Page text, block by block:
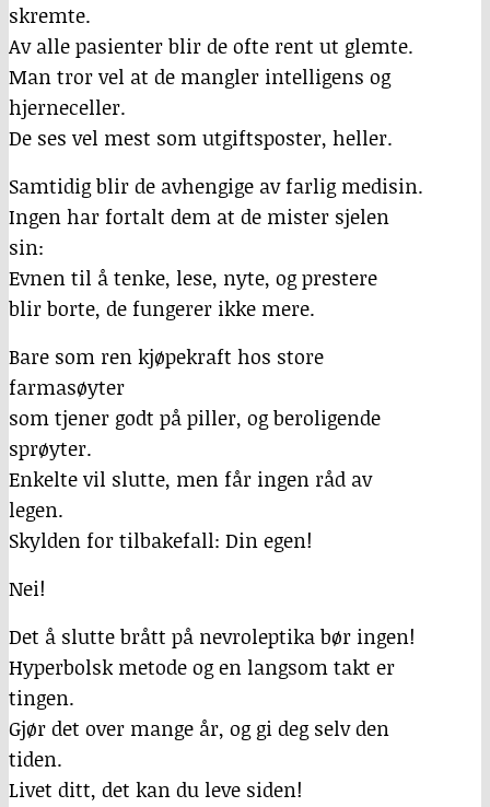
skremte.
Av alle pasienter blir de ofte rent ut glemte.
Man tror vel at de mangler intelligens og
hjerneceller.
De ses vel mest som utgiftsposter, heller.
Samtidig blir de avhengige av farlig medisin.
Ingen har fortalt dem at de mister sjelen
sin:
Evnen til å tenke, lese, nyte, og prestere
blir borte, de fungerer ikke mere.
Bare som ren kjøpekraft hos store
farmasøyter
som tjener godt på piller, og beroligende
sprøyter.
Enkelte vil slutte, men får ingen råd av
legen.
Skylden for tilbakefall: Din egen!
Nei!
Det å slutte brått på nevroleptika bør ingen!
Hyperbolsk metode og en langsom takt er
tingen.
Gjør det over mange år, og gi deg selv den
tiden.
Livet ditt, det kan du leve siden!